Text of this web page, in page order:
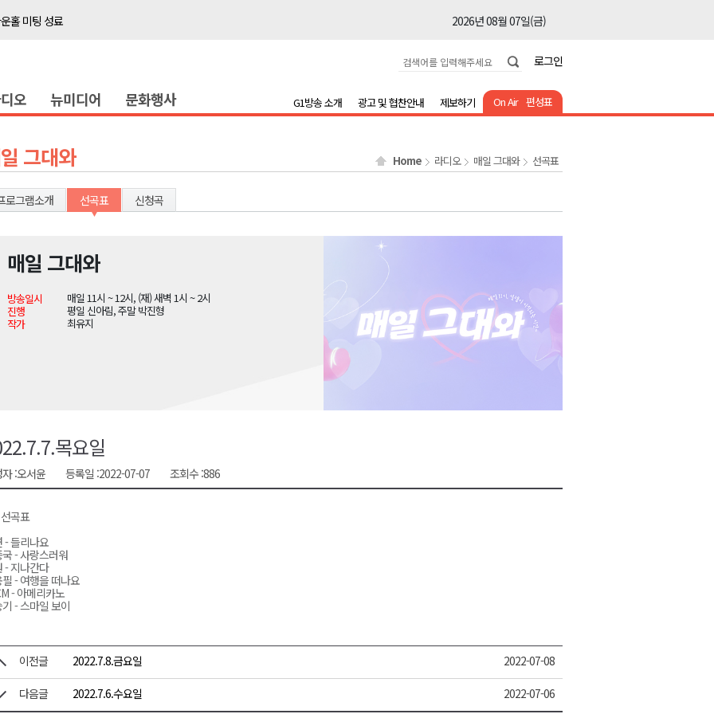
홀 미팅 성료
2026년 08월 07일(금)
2026년 08월 07일(금)
가포르 복합리조트
2026년 08월 07일(금)
직위해제 촉구
급액 1위
2026년 08월 07일(금)
집중 단속
홀 미팅 성료
략 보고회 개최
2026년 08월 07일(금)
감 사업 등 건의
2026년 08월 07일(금)
2026년 08월 07일(금)
집중 단속
개최
로그인
오 뉴미디어 문화행사 On Air 편성표
G1방송 소개 광고 및 협찬안내 제보하기
그대와 Home 라디오 매일 그대와 선곡표
로그램소개 선곡표 신청곡
매일 그대와
방송일시
매일 11시 ~ 12시, (재) 새벽 1시 ~ 2시
진행
평일 신아림, 주말 박진형
작가
최유지
목요일
:오서윤 등록일 :2022-07-07 조회수 :886
곡표
- 들리나요
- 사랑스러워
- 지나간다
- 여행을 떠나요
- 아메리카노
- 스마일 보이
이전글 2022.7.8.금요일 2022-07-08
다음글 2022.7.6.수요일 2022-07-06